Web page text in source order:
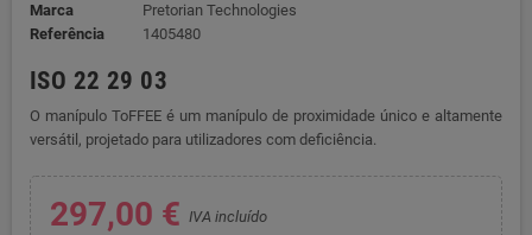
Marca
Pretorian Technologies
Referência
1405480
ISO 22 29 03
O manípulo ToFFEE é um manípulo de proximidade único e altamente
versátil, projetado para utilizadores com deficiência.
297,00 € IVA incluído